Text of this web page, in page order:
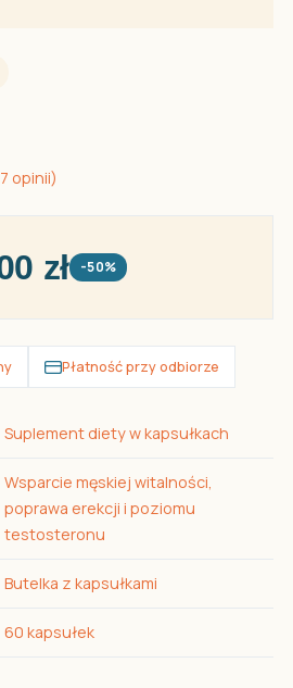
opinii)
zł -50%
Płatność przy odbiorze
Suplement diety w kapsułkach
Wsparcie męskiej witalności,
poprawa erekcji i poziomu
testosteronu
Butelka z kapsułkami
60 kapsułek